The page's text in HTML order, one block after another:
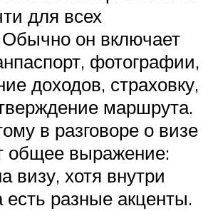
для всех
Обычно он включает
фотографии,
доходов, страховку,
маршрута.
в разговоре о визе
общее выражение:
визу, хотя внутри
есть разные акценты.